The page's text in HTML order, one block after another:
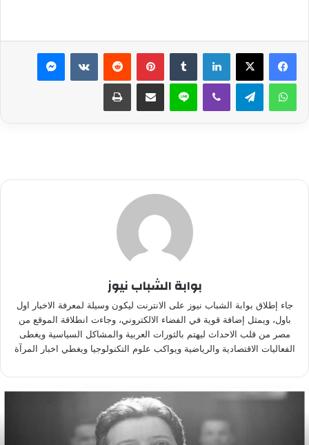
لينكدإن بينتيريست ماسنجر
واتساب تيلقرام ڤايبر لاين مشاركة عبر البريد طباعة
بوابة الشباب نيوز
جاء إطلاق بوابة الشباب نيوز على الانترنت ليكون وسيلة لمعرفة الاخبار اول
باول، ويمثل إضافة قوية في الفضاء الالكتروني، وجاءت انطلاقة الموقع من
مصر من قلب الاحداث ليهتم بالثورات العربية والمشاكل السياسية ويغطى
الفعاليات الاقتصادية والرياضية ويواكب علوم التكنولوجيا ويغطي اخبار المرآة